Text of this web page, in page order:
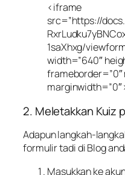
<iframe
src=”https://
1saXhxg/
width=”640″
2. Meletakkan Kuiz
Adapun langkah-
formulir tadi di Blog
Masukkan ke